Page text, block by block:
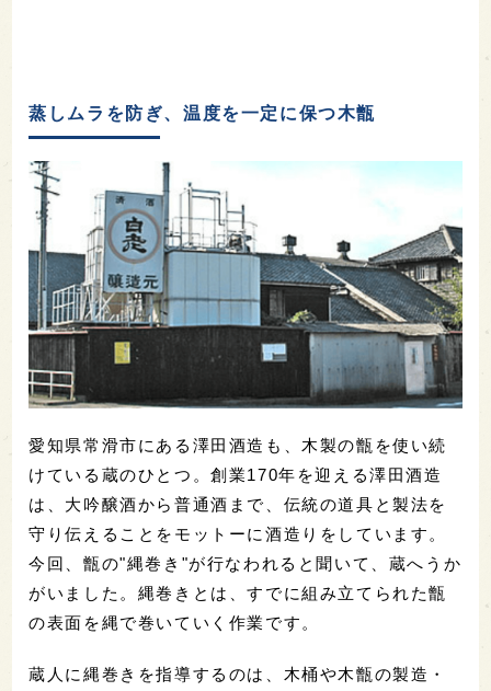
蒸しムラを防ぎ、温度を一定に保つ木甑
愛知県常滑市にある澤田酒造も、木製の甑を使い続
けている蔵のひとつ。創業170年を迎える澤田酒造
は、大吟醸酒から普通酒まで、伝統の道具と製法を
守り伝えることをモットーに酒造りをしています。
今回、甑の"縄巻き"が行なわれると聞いて、蔵へうか
がいました。縄巻きとは、すでに組み立てられた甑
の表面を縄で巻いていく作業です。
蔵人に縄巻きを指導するのは、木桶や木甑の製造・